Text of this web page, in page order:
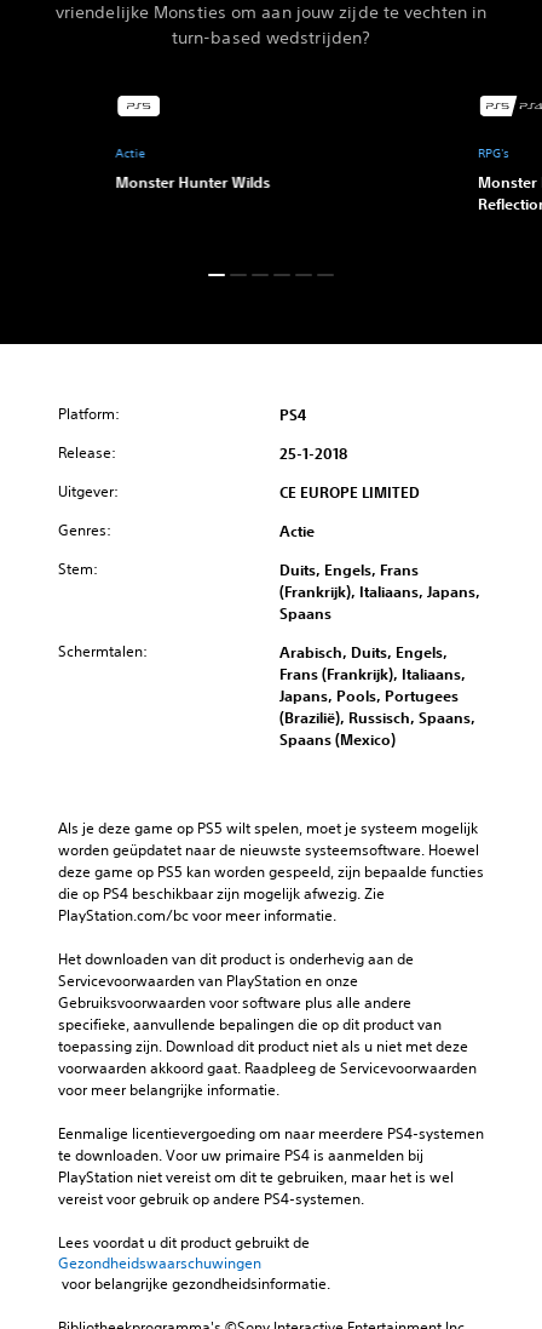
vriendelijke Monsties om aan jouw zijde te vechten in
turn-based wedstrijden?
Actie
Monster Hunter Wilds
RPG's
Monster
Platform: PS4
Release: 25-1-2018
Uitgever: CE EUROPE LIMITED
Genres: Actie
Stem:
Duits, Engels, Frans
(Frankrijk), Italiaans, Japans,
Spaans
Schermtalen:
Arabisch, Duits, Engels,
Frans (Frankrijk), Italiaans,
Japans, Pools, Portugees
(Brazilië), Russisch, Spaans,
Spaans (Mexico)
Als je deze game op PS5 wilt spelen, moet je systeem mogelijk
worden geüpdatet naar de nieuwste systeemsoftware. Hoewel
deze game op PS5 kan worden gespeeld, zijn bepaalde functies
die op PS4 beschikbaar zijn mogelijk afwezig. Zie
PlayStation.com/bc voor meer informatie.
Het downloaden van dit product is onderhevig aan de
Servicevoorwaarden van PlayStation en onze
Gebruiksvoorwaarden voor software plus alle andere
specifieke, aanvullende bepalingen die op dit product van
toepassing zijn. Download dit product niet als u niet met deze
voorwaarden akkoord gaat. Raadpleeg de Servicevoorwaarden
voor meer belangrijke informatie.
Eenmalige licentievergoeding om naar meerdere PS4-systemen
te downloaden. Voor uw primaire PS4 is aanmelden bij
PlayStation niet vereist om dit te gebruiken, maar het is wel
vereist voor gebruik op andere PS4-systemen.
Lees voordat u dit product gebruikt de
Gezondheidswaarschuwingen
voor belangrijke gezondheidsinformatie.